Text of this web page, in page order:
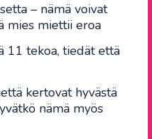
– nämä voivat
mies miettii eroa
11 tekoa, tiedät että
kertovat hyvästä
nämä myös